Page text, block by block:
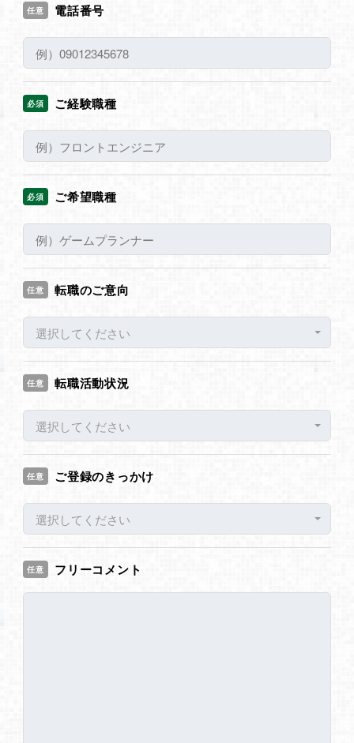
任意 電話番号
必須 ご経験職種
必須 ご希望職種
任意 転職のご意向
選択してください
任意 転職活動状況
選択してください
任意 ご登録のきっかけ
選択してください
任意 フリーコメント